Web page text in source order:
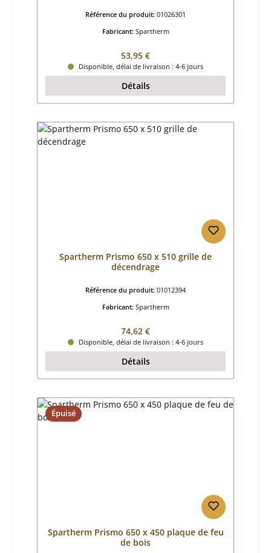
Référence du produit: 01026301
Fabricant: Spartherm
Prix régulier :
53,95 €
Disponible, délai de livraison : 4-6 jours
Détails
Spartherm Prismo 650 x 510 grille de
décendrage
Référence du produit: 01012394
Fabricant: Spartherm
Prix régulier :
74,62 €
Disponible, délai de livraison : 4-6 jours
Détails
Épuisé
Spartherm Prismo 650 x 450 plaque de feu
de bois